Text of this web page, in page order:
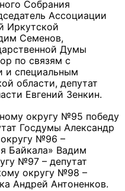
Собрания
Ассоциации
Иркутской
Семенов,
Думы
по связям с
и специальным
области, депутат
Евгений Зенкин.
округу №95 победу
Госдумы Александр
№96 –
Байкала» Вадим
№97 – депутат
округу №98 –
Андрей Антоненков.